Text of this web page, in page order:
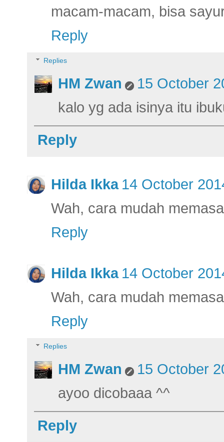
macam-macam, bisa
Reply
Replies
HM Zwan
15 October
kalo yg ada isinya itu
Reply
Hilda Ikka 14 October
Wah, cara mudah
Reply
Hilda Ikka 14 October
Wah, cara mudah
Reply
Replies
HM Zwan
15 October
ayoo dicobaaa ^^
Reply